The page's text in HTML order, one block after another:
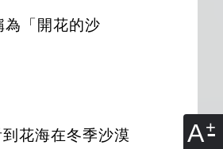
A
為「開花的沙
花海在冬季沙漠